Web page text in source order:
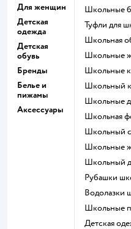
Для женщин
Детская
одежда
Детская
обувь
Бренды
Белье и
пижамы
Аксессуары
Школьные
Туфли для
Школьная
Школьные
Школьные
Школьный
Школьные
Школьная
Школьный
Школьные
Школьный
Рубашки
Водолазки
Школьные
Детская